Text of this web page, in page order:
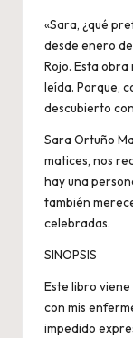
«Sara, ¿qué
desde enero
Rojo. Esta
leída. Porque,
descubierto
Sara Ortuño
matices, nos
hay una
también
celebradas.
SINOPSIS
Este libro
con mis
impedido